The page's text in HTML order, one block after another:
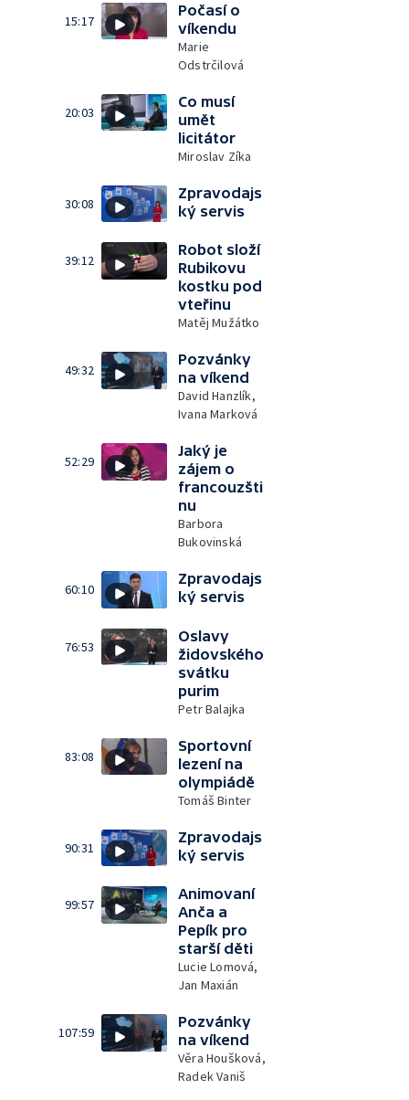
15:17
Počasí o
víkendu
Marie
Odstrčilová
20:03
Co musí
umět
licitátor
Miroslav Zíka
30:08
Zpravodajs
ký servis
39:12
Robot složí
Rubikovu
kostku pod
vteřinu
Matěj Mužátko
49:32
Pozvánky
na víkend
David Hanzlík,
Ivana Marková
52:29
Jaký je
zájem o
francouzšti
nu
Barbora
Bukovinská
60:10
Zpravodajs
ký servis
76:53
Oslavy
židovského
svátku
purim
Petr Balajka
83:08
Sportovní
lezení na
olympiádě
Tomáš Binter
90:31
Zpravodajs
ký servis
99:57
Animovaní
Anča a
Pepík pro
starší děti
Lucie Lomová,
Jan Maxián
107:59
Pozvánky
na víkend
Věra Houšková,
Radek Vaniš